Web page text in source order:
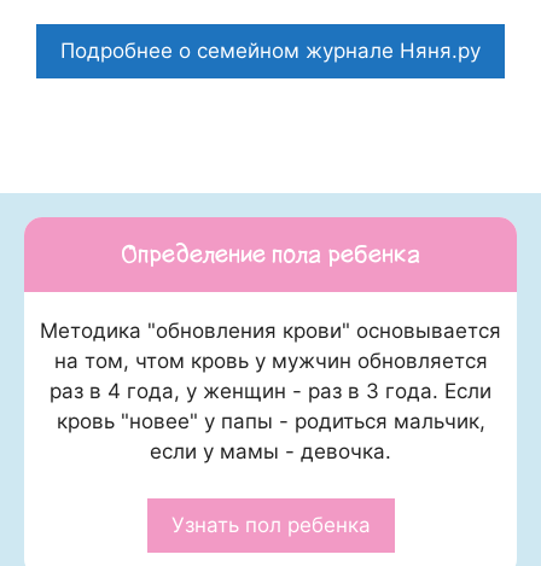
Подробнее о семейном журнале Няня.ру
Определение пола ребенка
Методика "обновления крови" основывается
на том, чтом кровь у мужчин обновляется
раз в 4 года, у женщин - раз в 3 года. Если
кровь "новее" у папы - родиться мальчик,
если у мамы - девочка.
Узнать пол ребенка